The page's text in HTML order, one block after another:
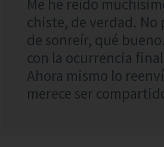
Me he reído
chiste, de verdad. No
de sonreír, qué
con la ocurrencia
Ahora mismo lo
merece ser